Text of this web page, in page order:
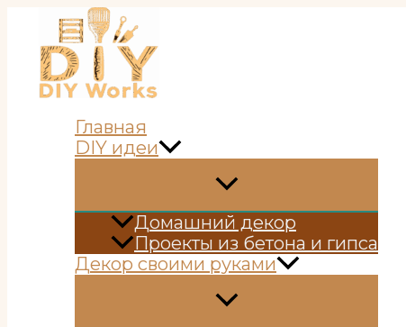
Перейти
содержимому
Главная
DIY идеи
Домашний декор
Проекты из бетона и гипса
Декор своими руками